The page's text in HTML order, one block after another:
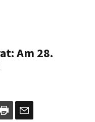
Am 28.